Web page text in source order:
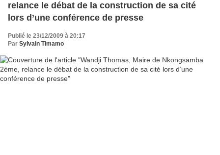
relance le débat de la construction de sa cité
lors d’une conférence de presse
Publié le 23/12/2009 à 20:17
Par Sylvain Timamo